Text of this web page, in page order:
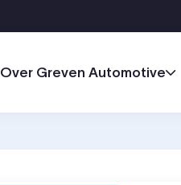
Over Greven Automotive